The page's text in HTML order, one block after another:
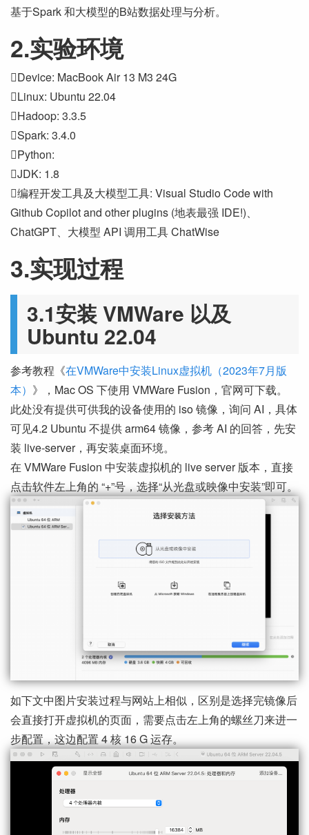
基于Spark 和大模型的B站数据处理与分析。
2.实验环境
Device: MacBook Air 13 M3 24G
Linux: Ubuntu 22.04
Hadoop: 3.3.5
Spark: 3.4.0
Python:
JDK: 1.8
编程开发工具及大模型工具: Visual Studio Code with
Github Copilot and other plugins (地表最强 IDE!)、
ChatGPT、大模型 API 调用工具 ChatWise
3.实现过程
3.1安装 VMWare 以及
Ubuntu 22.04
参考教程《在VMWare中安装Linux虚拟机（2023年7月版
本） 》，Mac OS 下使用 VMWare Fusion，官网可下载。
此处没有提供可供我的设备使用的 iso 镜像，询问 AI，具体
可见4.2 Ubuntu 不提供 arm64 镜像，参考 AI 的回答，先安
装 live-server，再安装桌面环境。
在 VMWare Fusion 中安装虚拟机的 live server 版本，直接
点击软件左上角的 “+”号，选择“从光盘或映像中安装”即可。
如下文中图片安装过程与网站上相似，区别是选择完镜像后
会直接打开虚拟机的页面，需要点击左上角的螺丝刀来进一
步配置，这边配置 4 核 16 G 运存。